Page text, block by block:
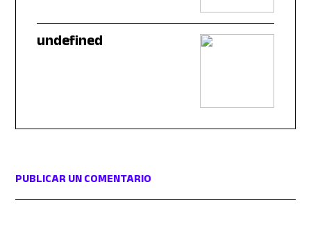
undefined
PUBLICAR UN COMENTARIO